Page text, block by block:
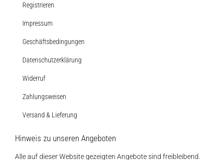
Registrieren
Impressum
Geschäftsbedingungen
Datenschutzerklärung
Widerruf
Zahlungsweisen
Versand & Lieferung
Hinweis zu unseren Angeboten
Alle auf dieser Website gezeigten Angebote sind freibleibend.